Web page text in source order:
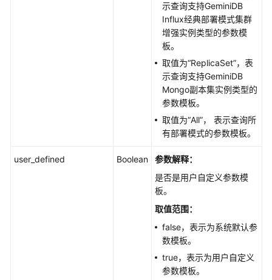
示查询支持GeminiDB
Influx经典部署模式集群
增强实例类型的参数模
板。
取值为“ReplicaSet”，表
示查询支持GeminiDB
Mongo副本集实例类型的
参数模板。
取值为“All”， 表示查询所
有部署模式的参数模板。
user_defined Boolean
参数解释：
是否是用户自定义参数模
板。
取值范围：
false，表示为系统默认参
数模板。
true，表示为用户自定义
参数模板。